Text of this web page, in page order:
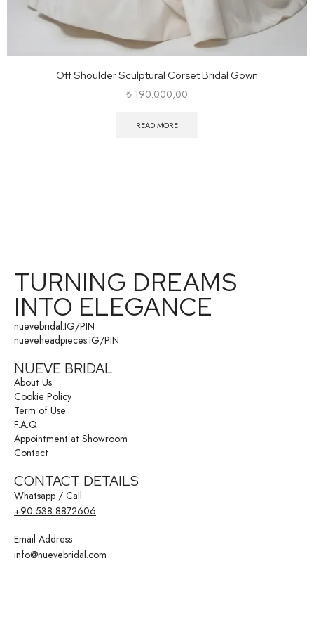
Off Shoulder Sculptural Corset Bridal Gown
₺ 190.000,00
READ MORE
TURNING DREAMS
INTO ELEGANCE
nuevebridal:IG/PIN
nueveheadpieces:IG/PIN
NUEVE BRIDAL
About Us
Cookie Policy
Term of Use
F.A.Q
Appointment at Showroom
Contact
CONTACT DETAILS
Whatsapp / Call
+90 538 8872606
Email Address
info@nuevebridal.com